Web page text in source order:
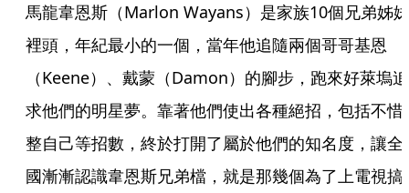
馬龍韋恩斯（Marlon Wayans）是家族10個兄弟姊妹
裡頭，年紀最小的一個，當年他追隨兩個哥哥基恩
（Keene）、戴蒙（Damon）的腳步，跑來好萊塢追
求他們的明星夢。靠著他們使出各種絕招，包括不惜
整自己等招數，終於打開了屬於他們的知名度，讓全
國漸漸認識韋恩斯兄弟檔，就是那幾個為了上電視搞